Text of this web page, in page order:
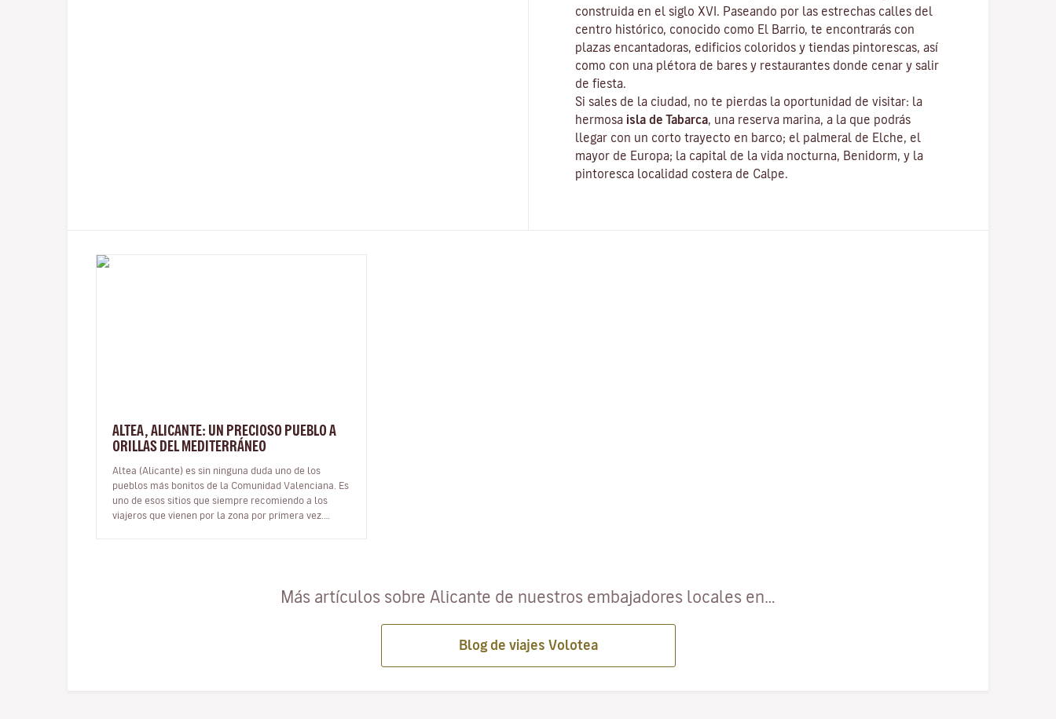
construida en el siglo XVI. Paseando por las estrechas calles del
centro histórico, conocido como El Barrio, te encontrarás con
plazas encantadoras, edificios coloridos y tiendas pintorescas, así
como con una plétora de bares y restaurantes donde cenar y salir
de fiesta.
Si sales de la ciudad, no te pierdas la oportunidad de visitar: la
hermosa isla de Tabarca , una reserva marina, a la que podrás
llegar con un corto trayecto en barco; el palmeral de Elche, el
mayor de Europa; la capital de la vida nocturna, Benidorm, y la
pintoresca localidad costera de Calpe.
ALTEA, ALICANTE: UN PRECIOSO PUEBLO A
ORILLAS DEL MEDITERRÁNEO
Altea (Alicante) es sin ninguna duda uno de los
pueblos más bonitos de la Comunidad Valenciana. Es
uno de esos sitios que siempre recomiendo a los
viajeros que vienen por la zona por primera vez.
Más artículos sobre Alicante de nuestros embajadores locales en…
Blog de viajes Volotea